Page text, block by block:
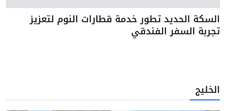
السكة الحديد تطور خدمة قطارات النوم لتعزيز
تجربة السفر الفندقي
الخليج